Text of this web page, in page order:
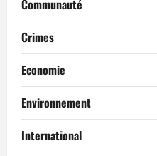
c
l
e
Communauté
Crimes
Economie
Environnement
International